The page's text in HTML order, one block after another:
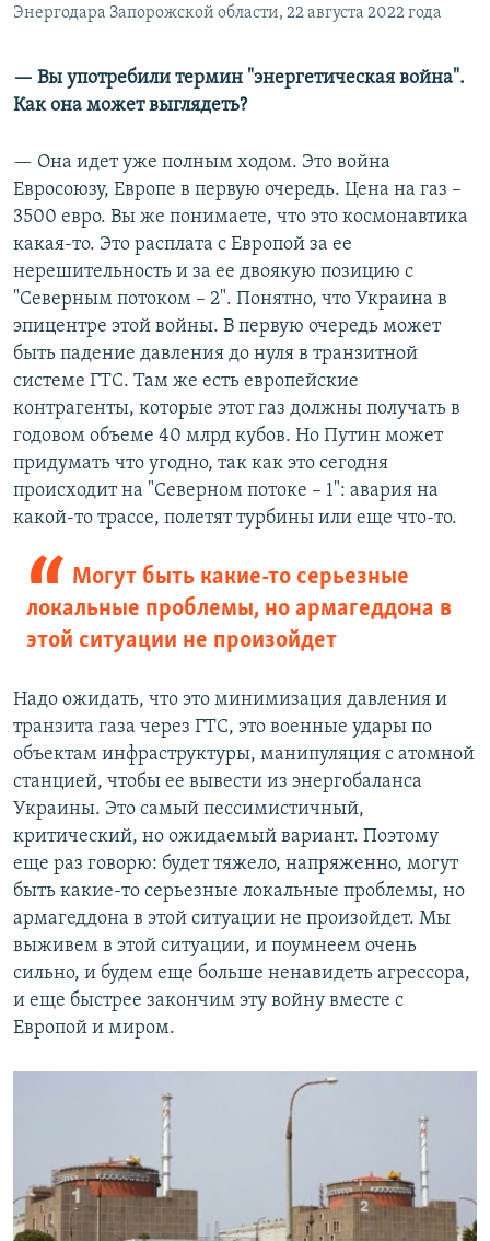
Энергодара Запорожской области, 22 августа 2022 года
— Вы употребили термин "энергетическая война".
Как она может выглядеть?
— Она идет уже полным ходом. Это война
Евросоюзу, Европе в первую очередь. Цена на газ –
3500 евро. Вы же понимаете, что это космонавтика
какая-то. Это расплата с Европой за ее
нерешительность и за ее двоякую позицию с
"Северным потоком – 2". Понятно, что Украина в
эпицентре этой войны. В первую очередь может
быть падение давления до нуля в транзитной
системе ГТС. Там же есть европейские
контрагенты, которые этот газ должны получать в
годовом объеме 40 млрд кубов. Но Путин может
придумать что угодно, так как это сегодня
происходит на "Северном потоке – 1": авария на
какой-то трассе, полетят турбины или еще что-то.
Могут быть какие-то серьезные
локальные проблемы, но армагеддона в
этой ситуации не произойдет
Надо ожидать, что это минимизация давления и
транзита газа через ГТС, это военные удары по
объектам инфраструктуры, манипуляция с атомной
станцией, чтобы ее вывести из энергобаланса
Украины. Это самый пессимистичный,
критический, но ожидаемый вариант. Поэтому
еще раз говорю: будет тяжело, напряженно, могут
быть какие-то серьезные локальные проблемы, но
армагеддона в этой ситуации не произойдет. Мы
выживем в этой ситуации, и поумнеем очень
сильно, и будем еще больше ненавидеть агрессора,
и еще быстрее закончим эту войну вместе с
Европой и миром.